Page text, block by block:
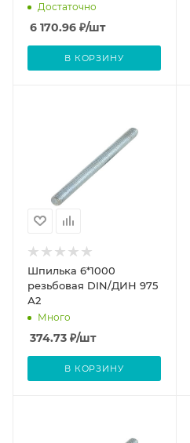
Достаточно
6 170.96 ₽/шт
В КОРЗИНУ
Шпилька 6*1000
резьбовая DIN/ДИН 975
А2
Много
374.73 ₽/шт
В КОРЗИНУ